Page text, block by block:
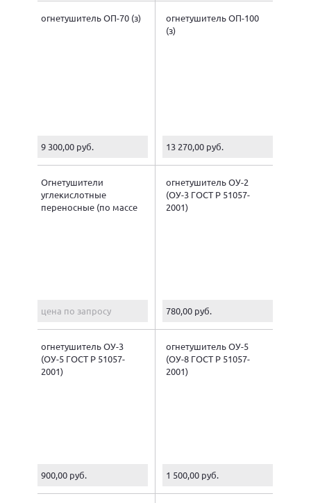
огнетушитель ОП-70 (з)
9 300,00 руб.
огнетушитель ОП-100
(з)
13 270,00 руб.
Огнетушители
углекислотные
переносные (по массе
цена по запросу
огнетушитель ОУ-2
(ОУ-3 ГОСТ Р 51057-
2001)
780,00 руб.
огнетушитель ОУ-3
(ОУ-5 ГОСТ Р 51057-
2001)
900,00 руб.
огнетушитель ОУ-5
(ОУ-8 ГОСТ Р 51057-
2001)
1 500,00 руб.